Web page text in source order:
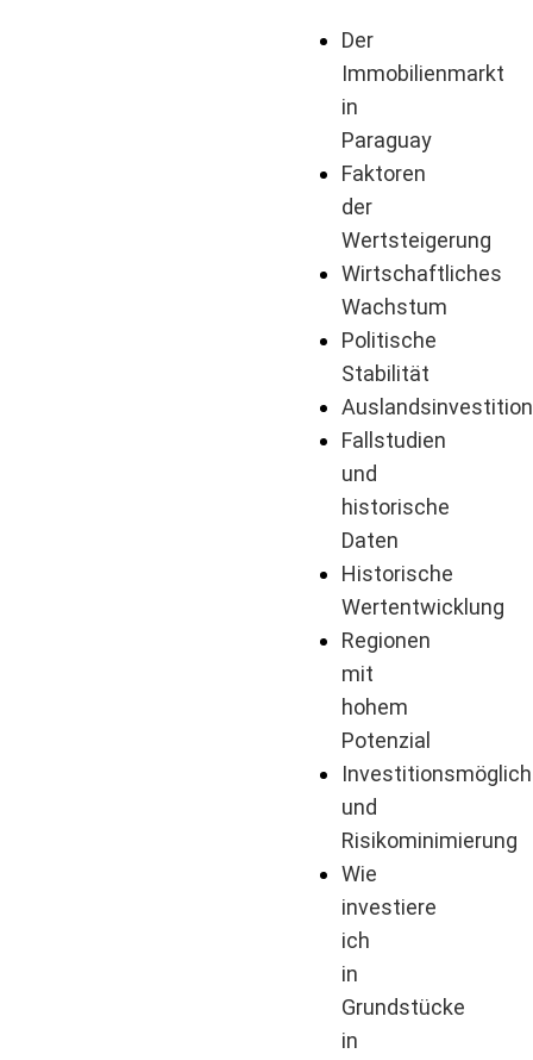
Der
Immobilienmarkt
in
Paraguay
Faktoren
der
Wertsteigerung
Wirtschaftliches
Wachstum
Politische
Stabilität
Fallstudien
und
historische
Daten
Historische
Wertentwicklung
Regionen
mit
hohem
Potenzial
und
Risikominimierung
Wie
investiere
ich
in
Grundstücke
in